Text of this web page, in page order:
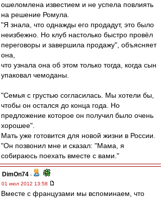
ошеломлена известием и не успела повлиять
на решение Ромула.
"Я знала, что однажды его продадут, это было
неизбежно. Но клуб настолько быстро провёл
переговоры и завершила продажу", объясняет
она,
что узнала она об этом только тогда, когда сын
упаковал чемоданы.
"Семья с грустью согласилась. Мы хотели бы,
чтобы он остался до конца года. Но
предложение которое он получил было очень
хорошее".
Мать уже готовится для новой жизни в России.
"Он позвонил мне и сказал: "Мама, я
собираюсь поехать вместе с вами."
DimOn74 -
01 июл 2012 13:58
Вместе с французами мы вспоминаем, что